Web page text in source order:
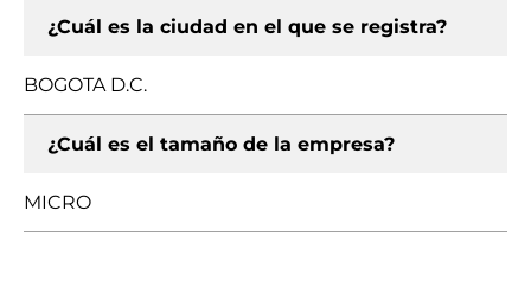
¿Cuál es la ciudad en el que se registra?
BOGOTA D.C.
¿Cuál es el tamaño de la empresa?
MICRO